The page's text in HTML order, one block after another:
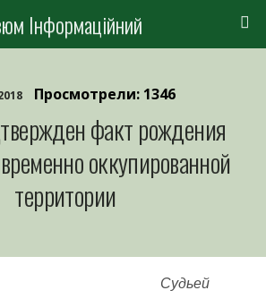
Інформаційний
Просмотрели: 1346
факт рождения
оккупированной
территории
Судьей